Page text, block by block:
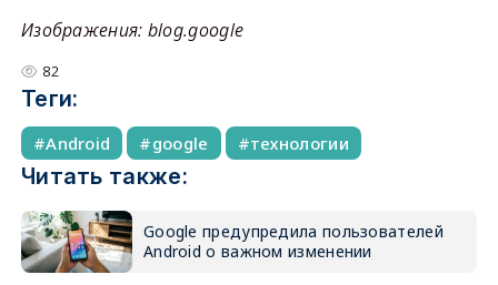
Изображения: blog.google
82
Теги:
Android google технологии
Читать также:
Google предупредила пользователей
Android о важном изменении